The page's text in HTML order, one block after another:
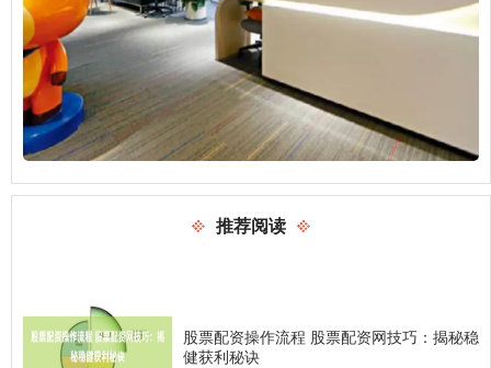
推荐阅读
股票配资操作流程 股票配资网技巧：揭秘稳
健获利秘诀